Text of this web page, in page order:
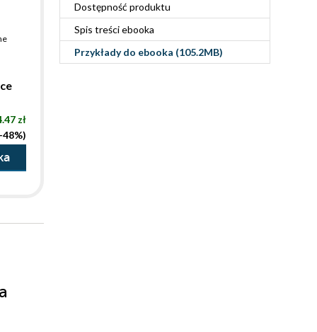
Dostępność produktu
Spis treściebooka
Przykłady do ebooka (105.2MB)
zł
48%)